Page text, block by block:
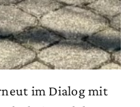
im Dialog mit